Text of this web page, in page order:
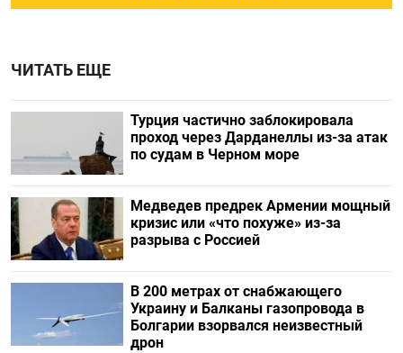
ЧИТАТЬ ЕЩЕ
Турция частично заблокировала
проход через Дарданеллы из-за атак
по судам в Черном море
Медведев предрек Армении мощный
кризис или «что похуже» из-за
разрыва с Россией
В 200 метрах от снабжающего
Украину и Балканы газопровода в
Болгарии взорвался неизвестный
дрон